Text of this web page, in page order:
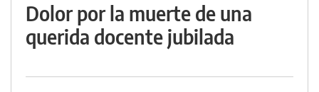
Dolor por la muerte de una
querida docente jubilada